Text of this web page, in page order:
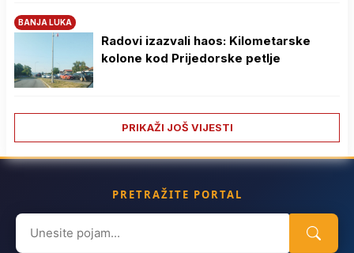
BANJA LUKA
Radovi izazvali haos: Kilometarske
kolone kod Prijedorske petlje
PRIKAŽI JOŠ VIJESTI
PRETRAŽITE PORTAL
Search
for: